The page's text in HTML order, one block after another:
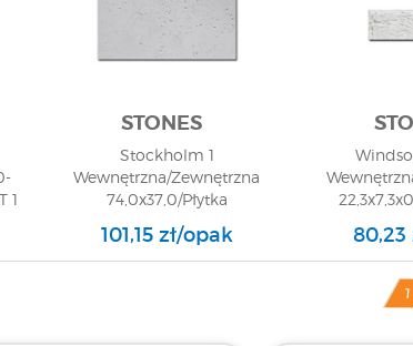
1
STONES
Stockholm 1
Wewnętrzna/Zewnętrzna
74,0x37,0/Płytka
Architektoniczna/GAT 1
101,15 zł/opak 80,23
1